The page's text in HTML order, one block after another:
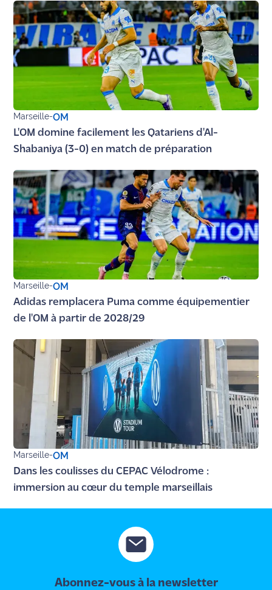
Marseille-OM
L'OM domine facilement les Qatariens d'Al-
Shabaniya (3-0) en match de préparation
Marseille-OM
Adidas remplacera Puma comme équipementier
de l'OM à partir de 2028/29
Marseille-OM
Dans les coulisses du CEPAC Vélodrome :
immersion au cœur du temple marseillais
Abonnez-vous à la newsletter